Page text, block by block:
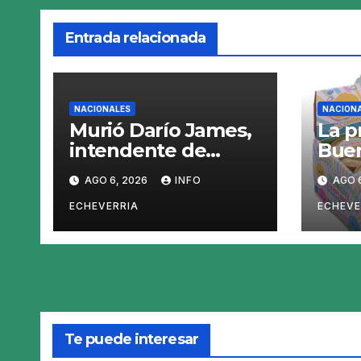
Entrada relacionada
NACIONALES
Murió Darío James,
intendente de
Gaiman
AGO 6, 2026 INFO
ECHEVERRIA
La
elAGO
Te puede interesar